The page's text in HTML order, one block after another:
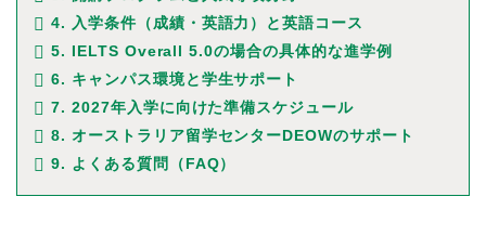
4. 入学条件（成績・英語力）と英語コース
5. IELTS Overall 5.0の場合の具体的な進学例
6. キャンパス環境と学生サポート
7. 2027年入学に向けた準備スケジュール
8. オーストラリア留学センターDEOWのサポート
9. よくある質問（FAQ）